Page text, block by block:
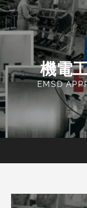
Skip
to
content
機電
EMSD